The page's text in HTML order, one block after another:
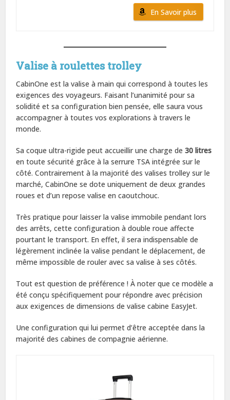
En Savoir plus
Valise à roulettes trolley
CabinOne est la valise à main qui correspond à toutes les
exigences des voyageurs. Faisant l’unanimité pour sa
solidité et sa configuration bien pensée, elle saura vous
accompagner à toutes vos explorations à travers le
monde.
Sa coque ultra-rigide peut accueillir une charge de30 litres
en toute sécurité grâce à la serrure TSA intégrée sur le
côté. Contrairement à la majorité des valises trolley sur le
marché, CabinOne se dote uniquement de deux grandes
roues et d’un repose valise en caoutchouc.
Très pratique pour laisser la valise immobile pendant lors
des arrêts, cette configuration à double roue affecte
pourtant le transport. En effet, il sera indispensable de
légèrement inclinée la valise pendant le déplacement, de
même impossible de rouler avec sa valise à ses côtés.
Tout est question de préférence ! À noter que ce modèle a
été conçu spécifiquement pour répondre avec précision
aux exigences de dimensions de valise cabine EasyJet.
Une configuration qui lui permet d’être acceptée dans la
majorité des cabines de compagnie aérienne.